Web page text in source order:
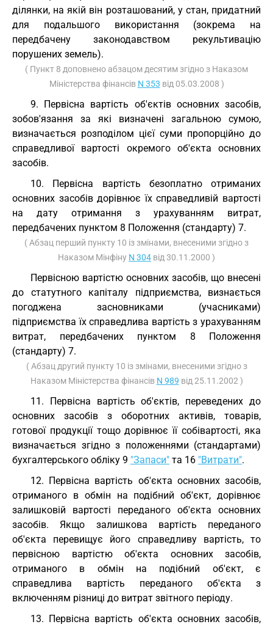
ділянки, на якій він розташований, у стан, придатний
для подальшого використання (зокрема на
передбачену законодавством рекультивацію
порушених земель).
( Пункт 8 доповнено абзацом десятим згідно з Наказом
Міністерства фінансів N 353 від 05.03.2008 )
9. Первісна вартість об'єктів основних засобів,
зобов'язання за які визначені загальною сумою,
визначається розподілом цієї суми пропорційно до
справедливої вартості окремого об'єкта основних
засобів.
10. Первісна вартість безоплатно отриманих
основних засобів дорівнює їх справедливій вартості
на дату отримання з урахуванням витрат,
передбачених пунктом 8 Положення (стандарту) 7.
( Абзац перший пункту 10 із змінами, внесеними згідно з
Наказом Мінфіну N 304 від 30.11.2000 )
Первісною вартістю основних засобів, що внесені
до статутного капіталу підприємства, визнається
погоджена засновниками (учасниками)
підприємства їх справедлива вартість з урахуванням
витрат, передбачених пунктом 8 Положення
(стандарту) 7.
( Абзац другий пункту 10 із змінами, внесеними згідно з
Наказом Міністерства фінансів N 989 від 25.11.2002 )
11. Первісна вартість об'єктів, переведених до
основних засобів з оборотних активів, товарів,
готової продукції тощо дорівнює її собівартості, яка
визначається згідно з положеннями (стандартами)
бухгалтерського обліку 9 "Запаси" та 16 "Витрати".
12. Первісна вартість об'єкта основних засобів,
отриманого в обмін на подібний об'єкт, дорівнює
залишковій вартості переданого об'єкта основних
засобів. Якщо залишкова вартість переданого
об'єкта перевищує його справедливу вартість, то
первісною вартістю об'єкта основних засобів,
отриманого в обмін на подібний об'єкт, є
справедлива вартість переданого об'єкта з
включенням різниці до витрат звітного періоду.
13. Первісна вартість об'єкта основних засобів,